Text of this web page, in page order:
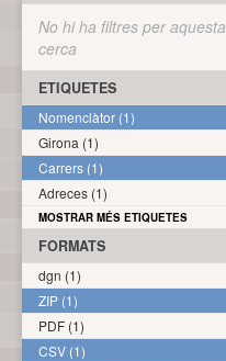
No hi ha filtres per aquesta
cerca
ETIQUETES
Nomenclàtor (1)
Girona (1)
Carrers (1)
Adreces (1)
MOSTRAR MÉS ETIQUETES
FORMATS
dgn (1)
ZIP (1)
PDF (1)
CSV (1)